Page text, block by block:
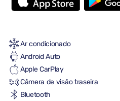
2 malas grandes
Ar condicionado
Android Auto
Apple CarPlay
Câmera de visão traseira
Bluetooth